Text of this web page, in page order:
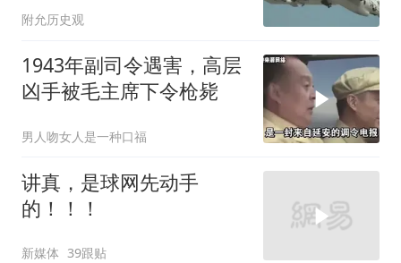
附允历史观
1943年副司令遇害，高层
凶手被毛主席下令枪毙
男人吻女人是一种口福
讲真，是球网先动手
的！！！
新媒体 39跟贴